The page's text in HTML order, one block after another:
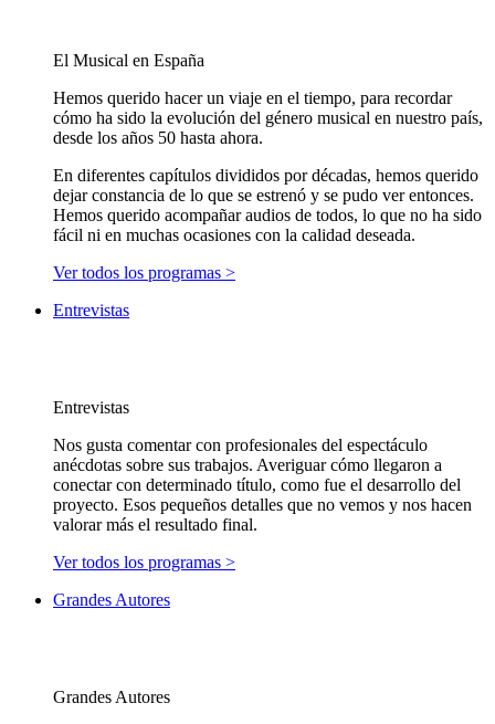
El Musical en España
Hemos querido hacer un viaje en el tiempo, para recordar
cómo ha sido la evolución del género musical en nuestro país,
desde los años 50 hasta ahora.
En diferentes capítulos divididos por décadas, hemos querido
dejar constancia de lo que se estrenó y se pudo ver entonces.
Hemos querido acompañar audios de todos, lo que no ha sido
fácil ni en muchas ocasiones con la calidad deseada.
Ver todos los programas >
Entrevistas
Entrevistas
Nos gusta comentar con profesionales del espectáculo
anécdotas sobre sus trabajos. Averiguar cómo llegaron a
conectar con determinado título, como fue el desarrollo del
proyecto. Esos pequeños detalles que no vemos y nos hacen
valorar más el resultado final.
Ver todos los programas >
Grandes Autores
Grandes Autores